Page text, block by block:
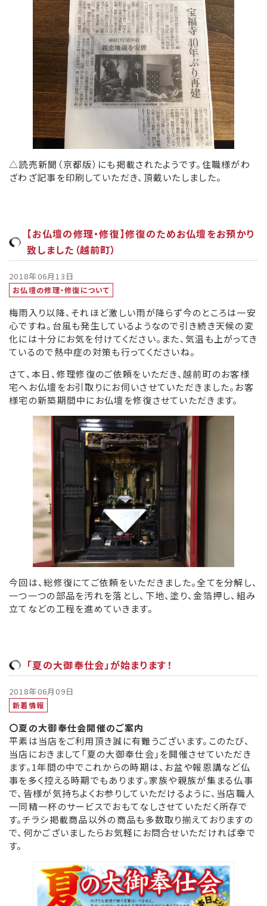
△読売新聞（京都版）にも掲載されたようです。住職様がわ
ざわざ記事を印刷していただき、頂戴いたしました。
【お仏壇の修理・修復】修復のためお仏壇をお預かり
致しました（越前町）
2018年06月13日
お仏壇の修理・修復について
梅雨入り以降、それほど激しい雨が降らず今のところは一安
心ですね。台風も発生しているようなので引き続き天候の変
化には十分にお気を付けてください。また、気温も上がってき
ているので熱中症の対策も行ってくださいね。
さて、本日、修理修復のご依頼をいただき、越前町のお客様
宅へお仏壇をお引取りにお伺いさせていただきました。お客
様宅の新築期間中にお仏壇を修復させていただきます。
今回は、総修復にてご依頼をいただきました。全てを分解し、
一つ一つの部品を汚れを落とし、下地、塗り、金箔押し、組み
立てなどの工程を進めていきます。
「夏の大御奉仕会」が始まります！
2018年06月09日
新着情報
〇夏の大御奉仕会開催のご案内
平素は当店をご利用頂き誠に有難うございます。このたび、
当店におきまして「夏の大御奉仕会」を開催させていただき
ます。1年間の中でこれからの時期は、お盆や報恩講など仏
事を多く控える時期でもあります。家族や親族が集まる仏事
で、皆様が気持ちよくお参りしていただけるように、当店職人
一同精一杯のサービスでおもてなしさせていただく所存で
す。チラシ掲載商品以外の商品も多数取り揃えておりますの
で、何かございましたらお気軽にお問合せいただければ幸で
す。